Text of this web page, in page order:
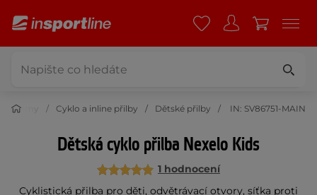
helmy Cyklo a inline přilby Dětské přilby IN: SV86751-MAIN
Dětská cyklo přilba Nexelo Kids
1 hodnocení
Cyklistická přilba pro děti, odvětrávací otvory, síťka proti